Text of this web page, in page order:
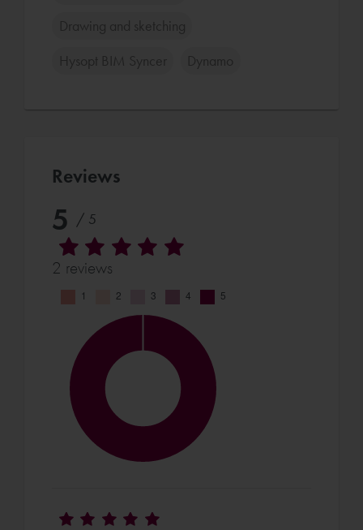
Drawing and sketching
Hysopt BIM Syncer Dynamo
Reviews
5 / 5
2 reviews